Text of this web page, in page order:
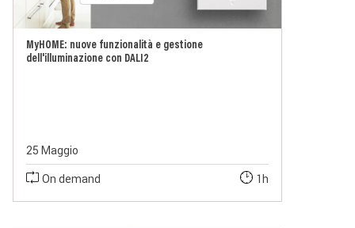
MyHOME: nuove funzionalità e gestione
dell'illuminazione con DALI2
25 Maggio
On demand
1h